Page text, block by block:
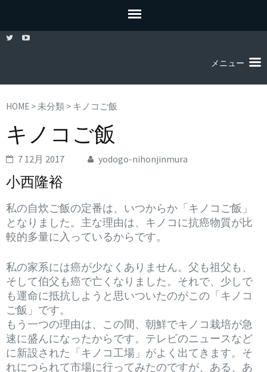
メニュー
HOME >未分類 > キノコご飯
キノコご飯
7 12月 2017 yodogo-nihonjinmura
小西隆裕
私の自炊ご飯の定番は、いつからか「キノコご飯」
となりました。主な理由は、キノコに抗癌物質が比
較的多量に入っているからです。
私の家系には癌が少なくありません。父も祖父も、
そして伯父も癌で亡くなりました。それで、少しで
も運命に抵抗しようと思いついたのがこの「キノコ
ご飯」です。
もう一つの理由は、この間、朝鮮でキノコ栽培が急
速に盛んになったからです。テレビのニュースなど
に新設された「キノコ工場」がよく出てきます。そ
れにつられて市場に行ってみたのですが、ある、あ